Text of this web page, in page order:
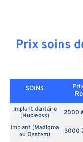
Prix soins
SOINS
Implant dentaire
(Nucleoss) 2000
Implant (Madigma
ou Osstem) 3000